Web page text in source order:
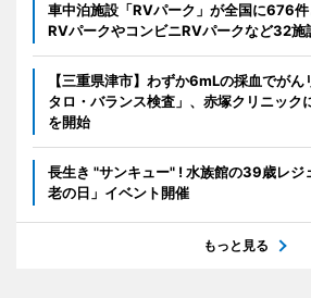
車中泊施設「RVパーク」が全国に676
RVパークやコンビニRVパークなど32施
【三重県津市】わずか6mLの採血でがん
タロ・バランス検査」、赤塚クリニック
を開始
長生き "サンキュー" ! 水族館の39歳レジ
老の日」イベント開催
もっと見る